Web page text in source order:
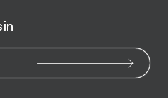
pagepagepage